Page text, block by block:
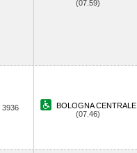
(07.59)
3936
BOLOGNA CENTRALE
(07.46)